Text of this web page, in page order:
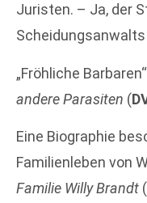
Juristen. – Ja, der
„Fröhliche
andere Parasiten (
Eine Biographie
Familienleben von
Familie Willy Brandt (